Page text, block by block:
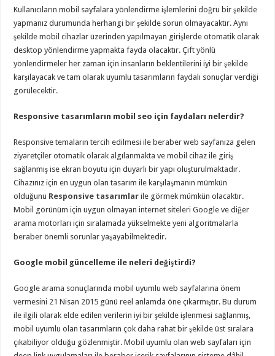
Kullanıcıların mobil sayfalara yönlendirme işlemlerini doğru bir şekilde
yapmanız durumunda herhangi bir şekilde sorun olmayacaktır. Aynı
şekilde mobil cihazlar üzerinden yapılmayan girişlerde otomatik olarak
desktop yönlendirme yapmakta fayda olacaktır. Çift yönlü
yönlendirmeler her zaman için insanların beklentilerini iyi bir şekilde
karşılayacak ve tam olarak uyumlu tasarımların faydalı sonuçlar verdiği
görülecektir.
Responsive tasarımların mobil seo için faydaları nelerdir?
Responsive temaların tercih edilmesi ile beraber web sayfanıza gelen
ziyaretçiler otomatik olarak algılanmakta ve mobil cihaz ile giriş
sağlanmış ise ekran boyutu için duyarlı bir yapı oluşturulmaktadır.
Cihazınız için en uygun olan tasarım ile karşılaşmanın mümkün
olduğunu Responsive tasarımlar ile görmek mümkün olacaktır.
Mobil görünüm için uygun olmayan internet siteleri Google ve diğer
arama motorları için sıralamada yükselmekte yeni algoritmalarla
beraber önemli sorunlar yaşayabilmektedir.
Google mobil güncelleme ile neleri değiştirdi?
Google arama sonuçlarında mobil uyumlu web sayfalarına önem
vermesini 21 Nisan 2015 günü reel anlamda öne çıkarmıştır. Bu durum
ile ilgili olarak elde edilen verilerin iyi bir şekilde işlenmesi sağlanmış,
mobil uyumlu olan tasarımların çok daha rahat bir şekilde üst sıralara
çıkabiliyor olduğu gözlenmiştir. Mobil uyumlu olan web sayfaları için